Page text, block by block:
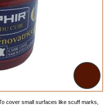
cover small surfaces like scuff marks,